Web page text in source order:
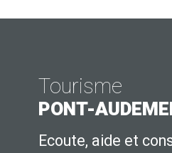
Tourisme
PONT-
Ecoute, aide et